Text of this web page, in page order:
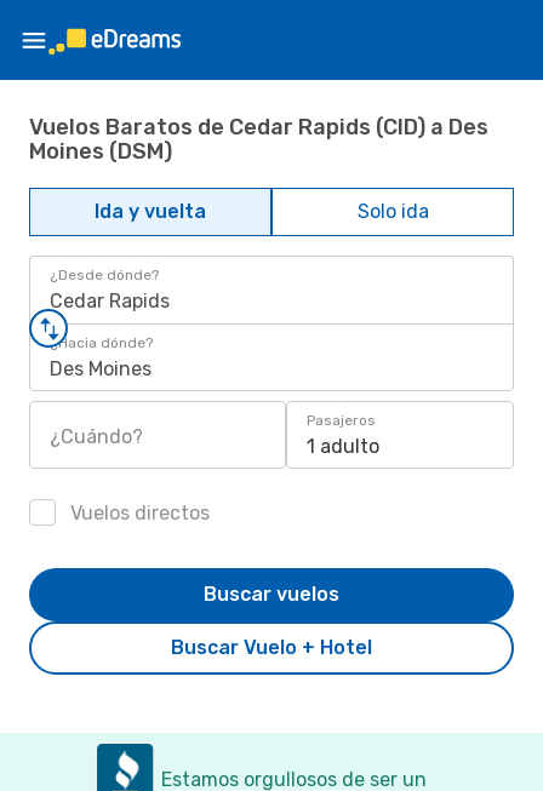
Vuelos Baratos de Cedar Rapids (CID) a Des
Moines (DSM)
Ida y vuelta Solo ida
¿Desde dónde?
Cedar Rapids
¿Hacia dónde?
Des Moines
¿Cuándo?
Pasajeros
1 adulto
Vuelos directos
Buscar Vuelo + Hotel
Buscar vuelos
Estamos orgullosos de ser un